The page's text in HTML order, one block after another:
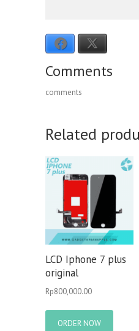
Facebook
Comments
comments
Related
LCD Iphone 7 plus
original
Rp800,000.00
ORDER NOW